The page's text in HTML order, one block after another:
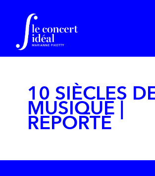
10 SIÈCLES
MUSIQUE |
REPORTÉ